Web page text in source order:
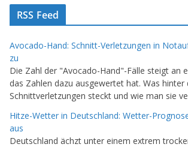
RSS Feed
Avocado-Hand: Schnitt-Verletzungen in
zu
Die Zahl der "Avocado-Hand"-Fälle steigt an
das Zahlen dazu ausgewertet hat. Was hinter
Schnittverletzungen steckt und wie man sie
Hitze-Wetter in Deutschland: Wetter-
aus
Deutschland ächzt unter einem extrem